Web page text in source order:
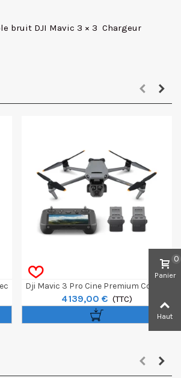
bruit DJI Mavic 3 × 3  Chargeur
Dji Mavic 3 Pro Cine Premium Combo
4 139,00 € (TTC)
Panier
0
Haut